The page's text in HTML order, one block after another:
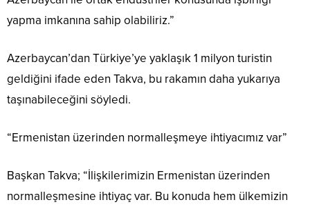
yapma imkanına sahip olabiliriz.”
Azerbaycan’dan Türkiye’ye yaklaşık 1 milyon turistin
geldiğini ifade eden Takva, bu rakamın daha yukarıya
taşınabileceğini söyledi.
“Ermenistan üzerinden normalleşmeye ihtiyacımız var”
Başkan Takva; “İlişkilerimizin Ermenistan üzerinden
normalleşmesine ihtiyaç var. Bu konuda hem ülkemizin